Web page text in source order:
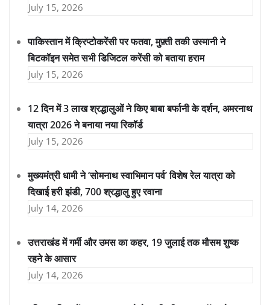
July 15, 2026
पाकिस्तान में क्रिप्टोकरेंसी पर फतवा, मुफ़्ती तकी उस्मानी ने
बिटकॉइन समेत सभी डिजिटल करेंसी को बताया हराम
July 15, 2026
12 दिन में 3 लाख श्रद्धालुओं ने किए बाबा बर्फानी के दर्शन, अमरनाथ
यात्रा 2026 ने बनाया नया रिकॉर्ड
July 15, 2026
मुख्यमंत्री धामी ने ‘सोमनाथ स्वाभिमान पर्व’ विशेष रेल यात्रा को
दिखाई हरी झंडी, 700 श्रद्धालु हुए रवाना
July 14, 2026
उत्तराखंड में गर्मी और उमस का कहर, 19 जुलाई तक मौसम शुष्क
रहने के आसार
July 14, 2026